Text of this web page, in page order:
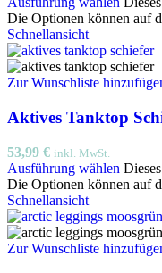
Die Optionen können auf
Schnellansicht
Zur Wunschliste
Aktives Tanktop
53,99 € inkl. MwSt.
Ausführung wählen
Die Optionen können auf
Schnellansicht
Zur Wunschliste